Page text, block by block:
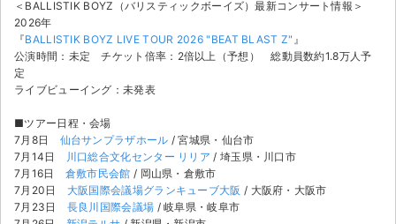
＜BALLISTIK BOYZ（バリスティックボーイズ）最新コンサート情報＞
2026年
『BALLISTIK BOYZ LIVE TOUR 2026 "BEAT BLAST Z" 』
公演時間：未定 チケット倍率：2倍以上（予想） 総動員数約1.8万人予
定
ライブビューイング：未発表
■ツアー日程・会場
7月8日 仙台サンプラザホール / 宮城県・仙台市
7月14日
川口総合文化センター リリア / 埼玉県・川口市
7月16日 倉敷市民会館 / 岡山県・倉敷市
7月20日 大阪国際会議場グランキューブ大阪 / 大阪府・大阪市
7月23日 長良川国際会議場 / 岐阜県・岐阜市